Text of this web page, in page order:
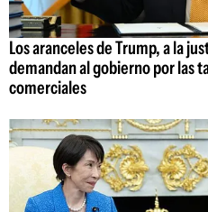
Los aranceles de Trump, a la
demandan al gobierno por las
comerciales